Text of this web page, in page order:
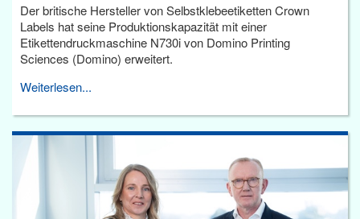
Der britische Hersteller von Selbstklebeetiketten Crown
Labels hat seine Produktionskapazität mit einer
Etikettendruckmaschine N730i von Domino Printing
Sciences (Domino) erweitert.
Weiterlesen...